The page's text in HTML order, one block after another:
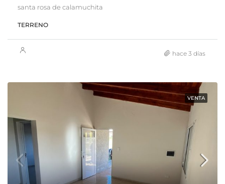
santa rosa de calamuchita
TERRENO
hace 3 días
VENTA